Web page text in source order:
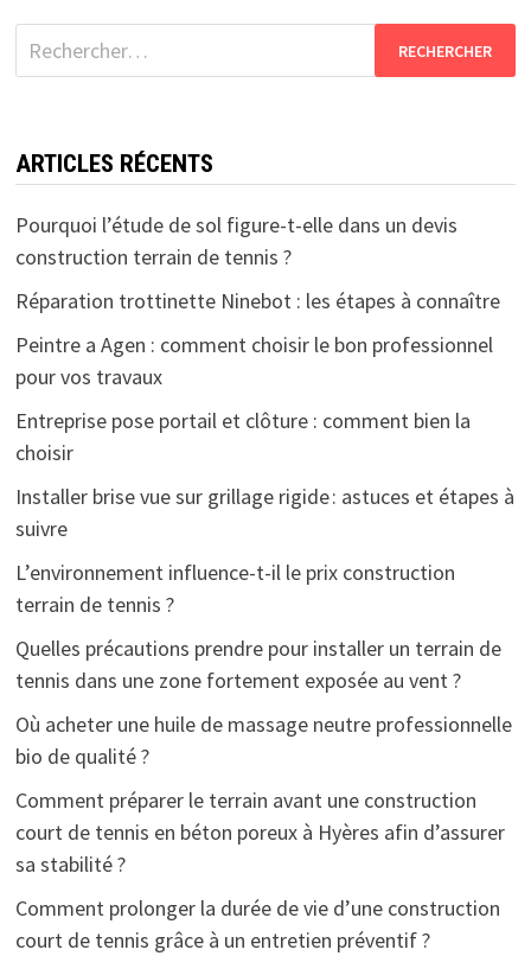
Rechercher :
ARTICLES RÉCENTS
Pourquoi l’étude de sol figure-t-elle dans un devis
construction terrain de tennis ?
Réparation trottinette Ninebot : les étapes à connaître
Peintre a Agen : comment choisir le bon professionnel
pour vos travaux
Entreprise pose portail et clôture : comment bien la
choisir
Installer brise vue sur grillage rigide : astuces et étapes à
suivre
L’environnement influence-t-il le prix construction
terrain de tennis ?
Quelles précautions prendre pour installer un terrain de
tennis dans une zone fortement exposée au vent ?
Où acheter une huile de massage neutre professionnelle
bio de qualité ?
Comment préparer le terrain avant une construction
court de tennis en béton poreux à Hyères afin d’assurer
sa stabilité ?
Comment prolonger la durée de vie d’une construction
court de tennis grâce à un entretien préventif ?